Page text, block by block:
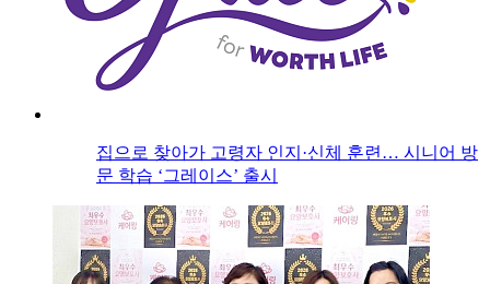
집으로 찾아가 고령자 인지·신체 훈련… 시니어 방
문 학습 ‘그레이스’ 출시